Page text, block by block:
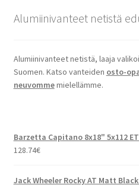
Alumiinivanteet netistä
Alumiinivanteet netistä, laaja
Suomen. Katso vanteiden osto-
neuvommemielellämme.
Barzetta Capitano 8x18" 5x112
128.74€
Jack Wheeler Rocky AT Matt